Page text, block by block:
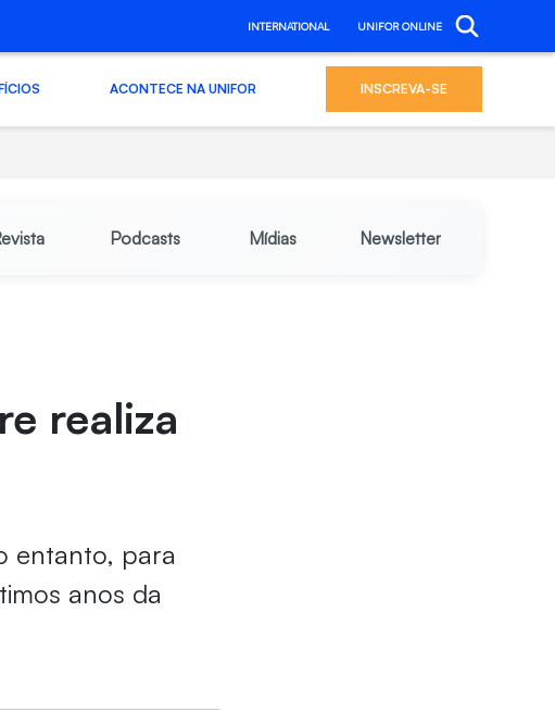
INTERNATIONAL UNIFOR ONLINE
ACONTECE NA UNIFOR INSCREVA-SE
Podcasts Mídias Newsletter
realiza
entanto, para
anos da